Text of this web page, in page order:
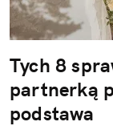
Tych 8
partnerką
podstawa